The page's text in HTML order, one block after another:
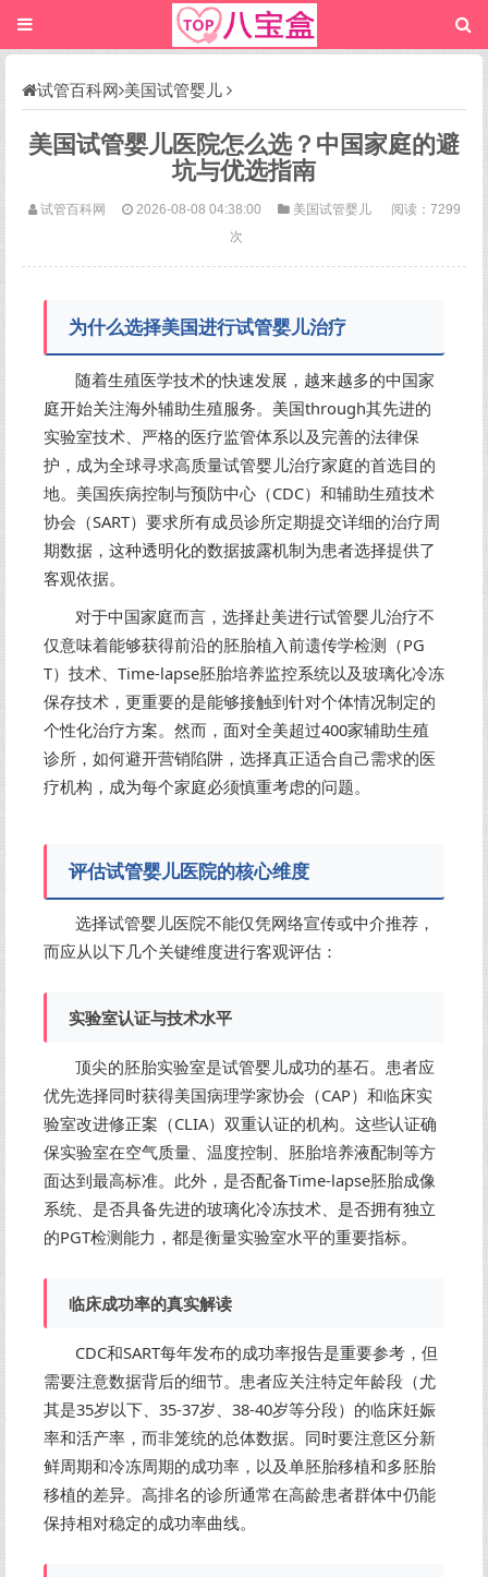
试管百科网 美国试管婴儿
美国试管婴儿医院怎么选？中国家庭的避
坑与优选指南
试管百科网 2026-08-08 04:38:00 美国试管婴儿
阅读：7299
次
为什么选择美国进行试管婴儿治疗
随着生殖医学技术的快速发展，越来越多的中国家
庭开始关注海外辅助生殖服务。美国through其先进的
实验室技术、严格的医疗监管体系以及完善的法律保
护，成为全球寻求高质量试管婴儿治疗家庭的首选目的
地。美国疾病控制与预防中心（CDC）和辅助生殖技术
协会（SART）要求所有成员诊所定期提交详细的治疗周
期数据，这种透明化的数据披露机制为患者选择提供了
客观依据。
对于中国家庭而言，选择赴美进行试管婴儿治疗不
仅意味着能够获得前沿的胚胎植入前遗传学检测（PG
T）技术、Time-lapse胚胎培养监控系统以及玻璃化冷冻
保存技术，更重要的是能够接触到针对个体情况制定的
个性化治疗方案。然而，面对全美超过400家辅助生殖
诊所，如何避开营销陷阱，选择真正适合自己需求的医
疗机构，成为每个家庭必须慎重考虑的问题。
评估试管婴儿医院的核心维度
选择试管婴儿医院不能仅凭网络宣传或中介推荐，
而应从以下几个关键维度进行客观评估：
实验室认证与技术水平
顶尖的胚胎实验室是试管婴儿成功的基石。患者应
优先选择同时获得美国病理学家协会（CAP）和临床实
验室改进修正案（CLIA）双重认证的机构。这些认证确
保实验室在空气质量、温度控制、胚胎培养液配制等方
面达到最高标准。此外，是否配备Time-lapse胚胎成像
系统、是否具备先进的玻璃化冷冻技术、是否拥有独立
的PGT检测能力，都是衡量实验室水平的重要指标。
临床成功率的真实解读
CDC和SART每年发布的成功率报告是重要参考，但
需要注意数据背后的细节。患者应关注特定年龄段（尤
其是35岁以下、35-37岁、38-40岁等分段）的临床妊娠
率和活产率，而非笼统的总体数据。同时要注意区分新
鲜周期和冷冻周期的成功率，以及单胚胎移植和多胚胎
移植的差异。高排名的诊所通常在高龄患者群体中仍能
保持相对稳定的成功率曲线。